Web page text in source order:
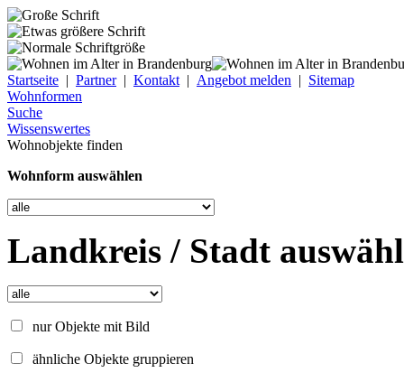
Startseite | Partner| Kontakt | Angebot melden | Sitemap
Wohnformen
Suche
Wissenswertes
Wohnobjekte finden
Wohnform auswählen
Landkreis / Stadt
nur Objekte mit Bild
ähnliche Objekte gruppieren